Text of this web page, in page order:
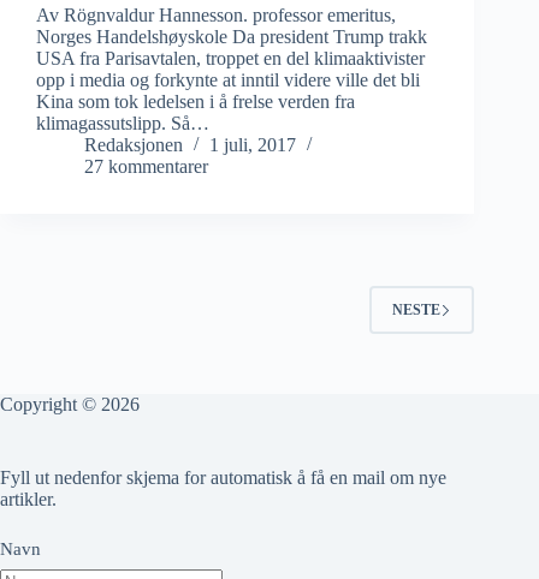
Av Rögnvaldur Hannesson. professor emeritus,
Norges Handelshøyskole Da president Trump trakk
USA fra Parisavtalen, troppet en del klimaaktivister
opp i media og forkynte at inntil videre ville det bli
Kina som tok ledelsen i å frelse verden fra
klimagassutslipp. Så…
Redaksjonen
1 juli, 2017
27 kommentarer
NESTE
Copyright © 2026
Fyll ut nedenfor skjema for automatisk å få en mail om nye
artikler.
Navn